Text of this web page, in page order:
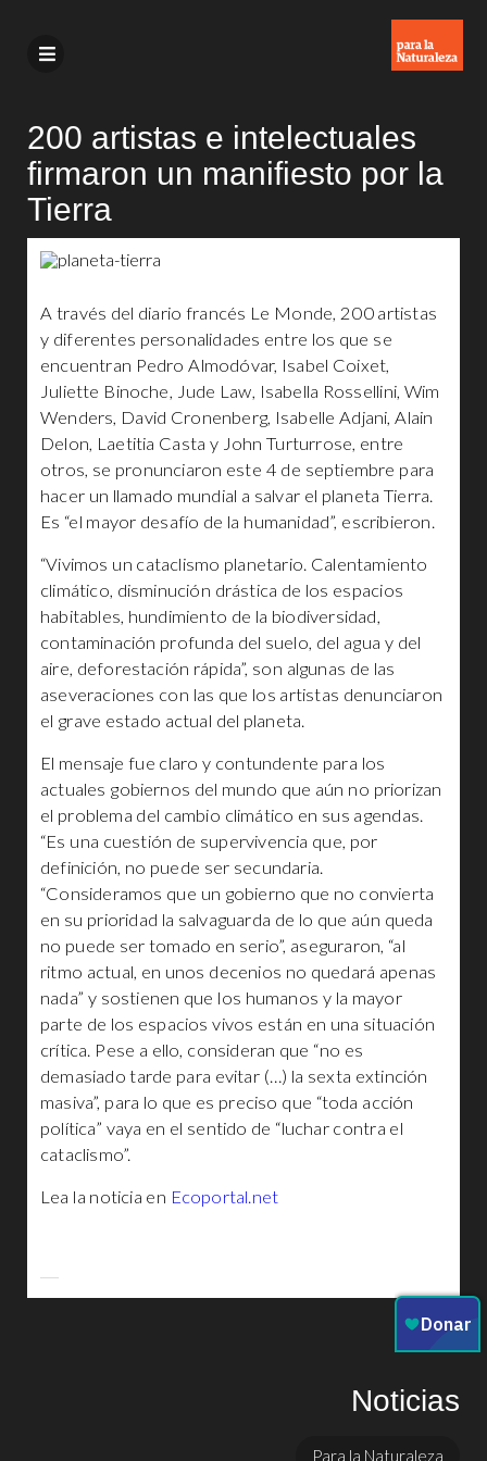
200 artistas e intelectuales
firmaron un manifiesto por la
Tierra
A través del diario francés Le Monde, 200 artistas
y diferentes personalidades entre los que se
encuentran Pedro Almodóvar, Isabel Coixet,
Juliette Binoche, Jude Law, Isabella Rossellini, Wim
Wenders, David Cronenberg, Isabelle Adjani, Alain
Delon, Laetitia Casta y John Turturrose, entre
otros, se pronunciaron este 4 de septiembre para
hacer un llamado mundial a salvar el planeta Tierra.
Es “el mayor desafío de la humanidad”, escribieron.
“Vivimos un cataclismo planetario. Calentamiento
climático, disminución drástica de los espacios
habitables, hundimiento de la biodiversidad,
contaminación profunda del suelo, del agua y del
aire, deforestación rápida”, son algunas de las
aseveraciones con las que los artistas denunciaron
el grave estado actual del planeta.
El mensaje fue claro y contundente para los
actuales gobiernos del mundo que aún no priorizan
el problema del cambio climático en sus agendas.
“Es una cuestión de supervivencia que, por
definición, no puede ser secundaria.
“Consideramos que un gobierno que no convierta
en su prioridad la salvaguarda de lo que aún queda
no puede ser tomado en serio”, aseguraron, “al
ritmo actual, en unos decenios no quedará apenas
nada” y sostienen que los humanos y la mayor
parte de los espacios vivos están en una situación
crítica. Pese a ello, consideran que “no es
demasiado tarde para evitar (…) la sexta extinción
masiva”, para lo que es preciso que “toda acción
política” vaya en el sentido de “luchar contra el
cataclismo”.
Lea la noticia en Ecoportal.net
Noticias
Para la Naturaleza